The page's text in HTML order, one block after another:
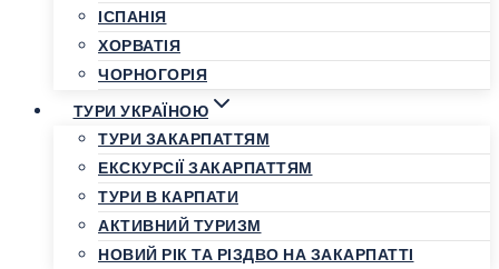
ІСПАНІЯ
ХОРВАТІЯ
ЧОРНОГОРІЯ
ТУРИ УКРАЇНОЮ
ТУРИ ЗАКАРПАТТЯМ
ЕКСКУРСІЇ ЗАКАРПАТТЯМ
ТУРИ В КАРПАТИ
АКТИВНИЙ ТУРИЗМ
НОВИЙ РІК ТА РІЗДВО НА ЗАКАРПАТТІ